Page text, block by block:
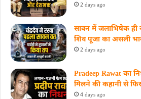
2 days ago
सावन में जलाभिषेक
शिव पूजा का असली
2 days ago
Pradeep Rawat का
मिलने की कहानी से
4 days ago